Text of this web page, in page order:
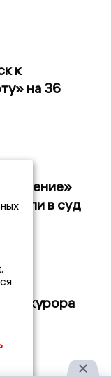
к
на 36
в суд
прокурора